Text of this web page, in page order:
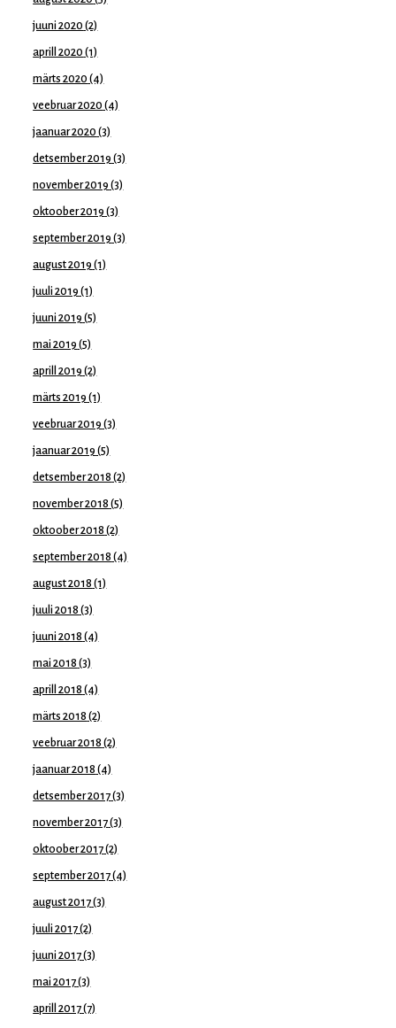
juuni 2020 (2)
aprill 2020 (1)
märts 2020 (4)
veebruar 2020 (4)
jaanuar 2020 (3)
detsember 2019 (3)
november 2019 (3)
oktoober 2019 (3)
september 2019 (3)
august 2019 (1)
juuli 2019 (1)
juuni 2019 (5)
mai 2019 (5)
aprill 2019 (2)
märts 2019 (1)
veebruar 2019 (3)
jaanuar 2019 (5)
detsember 2018 (2)
november 2018 (5)
oktoober 2018 (2)
september 2018 (4)
august 2018 (1)
juuli 2018 (3)
juuni 2018 (4)
mai 2018 (3)
aprill 2018 (4)
märts 2018 (2)
veebruar 2018 (2)
jaanuar 2018 (4)
detsember 2017(3)
november 2017(3)
oktoober 2017(2)
september 2017(4)
august 2017(3)
juuli 2017(2)
juuni 2017(3)
mai 2017(3)
aprill 2017(7)